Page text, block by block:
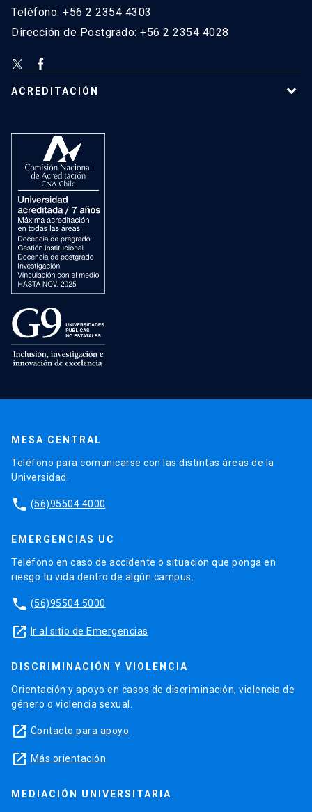
Teléfono: +56 2 2354 4303
Dirección de Postgrado: +56 2 2354 4028
ACREDITACIÓN
MESA CENTRAL
Teléfono para comunicarse con las distintas áreas de la
Universidad.
phone (56)95504 4000
EMERGENCIAS UC
Teléfono en caso de accidente o situación que ponga en
riesgo tu vida dentro de algún campus.
phone (56)95504 5000
launch Ir al sitio de Emergencias
DISCRIMINACIÓN Y VIOLENCIA
Orientación y apoyo en casos de discriminación, violencia de
género o violencia sexual.
launch Contacto para apoyo
launch Más orientación
MEDIACIÓN UNIVERSITARIA